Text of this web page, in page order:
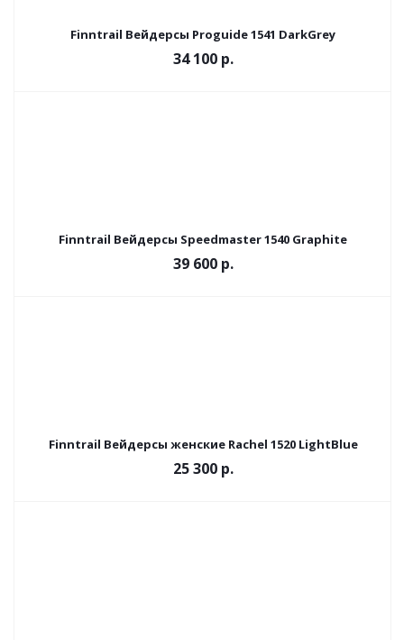
Finntrail Вейдерсы Proguide 1541 DarkGrey
34 100 р.
Finntrail Вейдерсы Speedmaster 1540 Graphite
39 600 р.
Finntrail Вейдерсы женские Rachel 1520 LightBlue
25 300 р.